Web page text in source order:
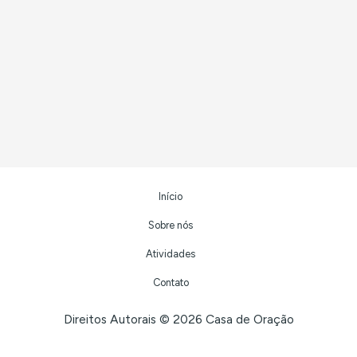
Início
Sobre nós
Atividades
Contato
Direitos Autorais © 2026 Casa de Oração